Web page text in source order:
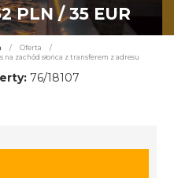
PLN / 35 EUR
/ Oferta
/
na zachód słońca z transferem z adresu
76/18107